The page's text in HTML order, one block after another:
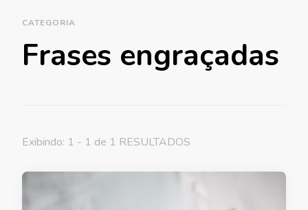
CATEGORIA
Frases engraçadas
Exibindo: 1 - 1 de 1 RESULTADOS